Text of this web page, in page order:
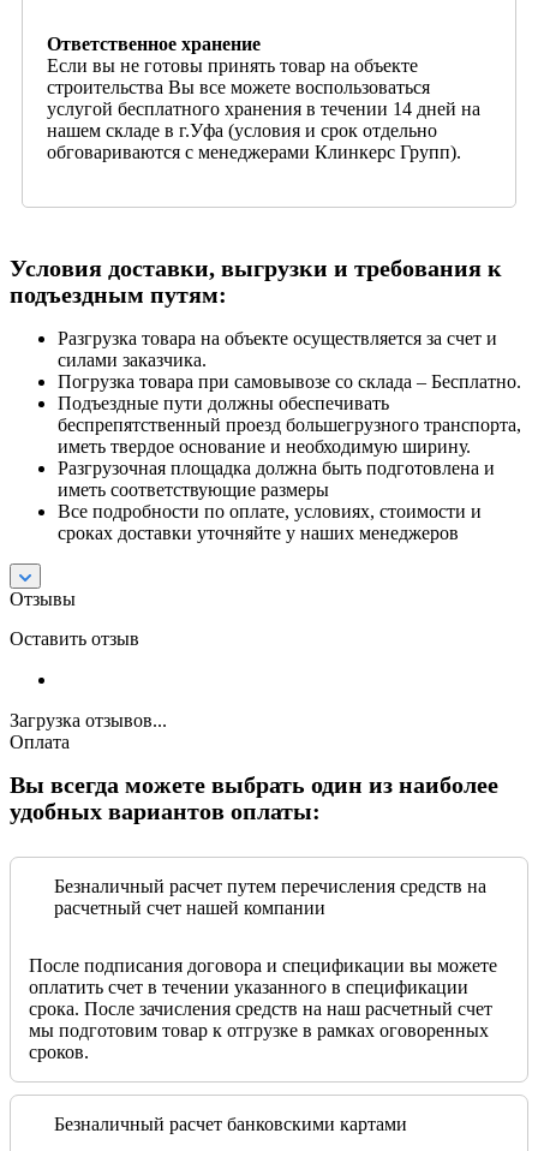
Ответственное хранение
Если вы не готовы принять товар на объекте
строительства Вы все можете воспользоваться
услугой бесплатного хранения в течении 14 дней на
нашем складе в г.Уфа (условия и срок отдельно
обговариваются с менеджерами Клинкерс Групп).
Условия доставки, выгрузки и требования к
подъездным путям:
Разгрузка товара на объекте осуществляется за счет и
силами заказчика.
Погрузка товара при самовывозе со склада – Бесплатно.
Подъездные пути должны обеспечивать
беспрепятственный проезд большегрузного транспорта,
иметь твердое основание и необходимую ширину.
Разгрузочная площадка должна быть подготовлена и
иметь соответствующие размеры
Все подробности по оплате, условиях, стоимости и
сроках доставки уточняйте у наших менеджеров
Отзывы
Оставить отзыв
Загрузка отзывов...
Оплата
Вы всегда можете выбрать один из наиболее
удобных вариантов оплаты:
Безналичный расчет путем перечисления средств на
расчетный счет нашей компании
После подписания договора и спецификации вы можете
оплатить счет в течении указанного в спецификации
срока. После зачисления средств на наш расчетный счет
мы подготовим товар к отгрузке в рамках оговоренных
сроков.
Безналичный расчет банковскими картами